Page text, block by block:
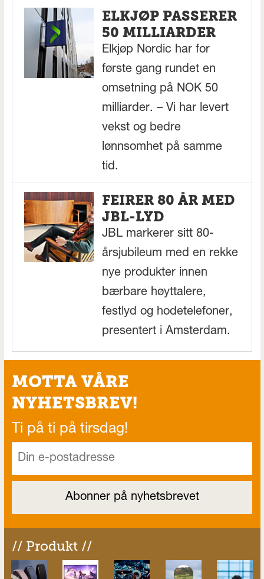
ELKJØP PASSERER
50 MILLIARDER
Elkjøp Nordic har for
første gang rundet en
omsetning på NOK 50
milliarder. – Vi har levert
vekst og bedre
lønnsomhet på samme
tid.
FEIRER 80 ÅR MED
JBL-LYD
JBL markerer sitt 80-
årsjubileum med en rekke
nye produkter innen
bærbare høyttalere,
festlyd og hodetelefoner,
presentert i Amsterdam.
MOTTA VÅRE
NYHETSBREV!
Ti på ti på tirsdag!
// Produkt //